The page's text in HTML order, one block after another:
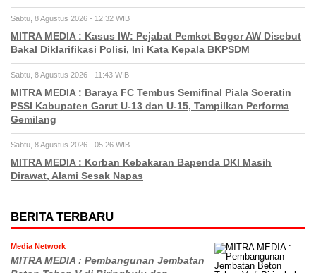
Sabtu, 8 Agustus 2026 - 12:32 WIB
MITRA MEDIA : Kasus IW: Pejabat Pemkot Bogor AW Disebut
Bakal Diklarifikasi Polisi, Ini Kata Kepala BKPSDM
Sabtu, 8 Agustus 2026 - 11:43 WIB
MITRA MEDIA : Baraya FC Tembus Semifinal Piala Soeratin
PSSI Kabupaten Garut U-13 dan U-15, Tampilkan Performa
Gemilang
Sabtu, 8 Agustus 2026 - 05:26 WIB
MITRA MEDIA : Korban Kebakaran Bapenda DKI Masih
Dirawat, Alami Sesak Napas
BERITA TERBARU
Media Network
MITRA MEDIA : Pembangunan Jembatan